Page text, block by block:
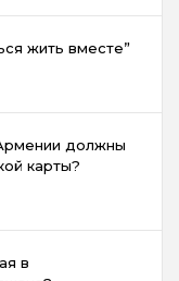
жить вместе”
должны
карты?
в